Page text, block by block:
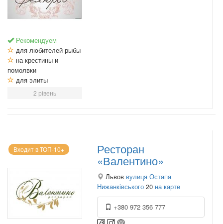
Рекомендуем
для любителей рыбы
на крестины и
помолвки
для элиты
2 рівень
Входит в ТОП-10+ Ресторан
«Валентино»
Львов вулиця Остапа
Нижанківського 20 на карте
+380 972 356 777